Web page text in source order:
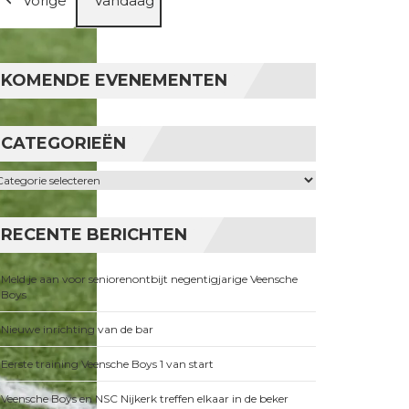
KOMENDE EVENEMENTEN
CATEGORIEËN
RECENTE BERICHTEN
Meld je aan voor seniorenontbijt negentigjarige Veensche
Boys
Nieuwe inrichting van de bar
Eerste training Veensche Boys 1 van start
Veensche Boys en NSC Nijkerk treffen elkaar in de beker